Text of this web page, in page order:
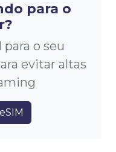
para o
o seu
evitar altas